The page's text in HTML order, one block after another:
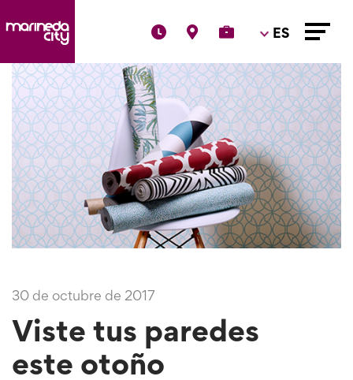
ES
30 de octubre de 2017
Viste tus paredes
este otoño